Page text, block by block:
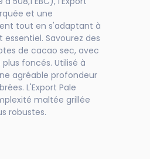
et une
tout en s'adaptant à
Savourez des
de cacao sec, avec
foncés. Utilisé à
agréable profondeur
L'Export Pale
maltée grillée
robustes.